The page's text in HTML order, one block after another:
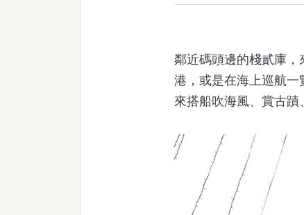
鄰近碼頭邊的棧貳庫
港，或是在海上巡航一
來搭船吹海風、賞古蹟